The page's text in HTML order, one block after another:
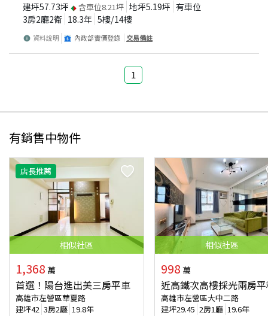
建坪57.73坪 含車位8.21坪 地坪5.19坪 有車位
3房2廳2衛 18.3年 5樓/14樓
資料說明 內政部實價登錄 交易備註
1
有銷售中物件
店長推薦
相似社區
1,368 萬
首選！陽台進出美三房平車
高雄市左營區華夏路
建坪42 3房2廳 19.8年
相似社區
998 萬
近高鐵次高樓採光兩房
高雄市左營區大中二路
建坪29.45 2房1廳 19.6年